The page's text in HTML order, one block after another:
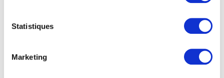
Statistiques
Marketing